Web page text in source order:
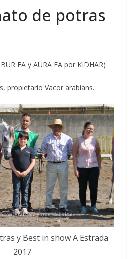
de potras
EA y AURA EA por KIDHAR)
propietario Vacor arabians.
y Best in show A Estrada
2017